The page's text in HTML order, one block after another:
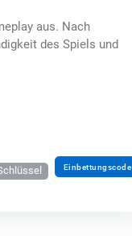
aus. Nach
des Spiels und
Einbettungscode